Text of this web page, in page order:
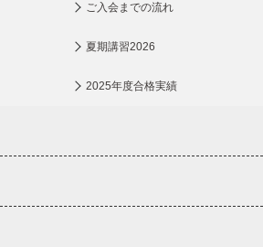
ご入会までの流れ
夏期講習2026
2025年度合格実績